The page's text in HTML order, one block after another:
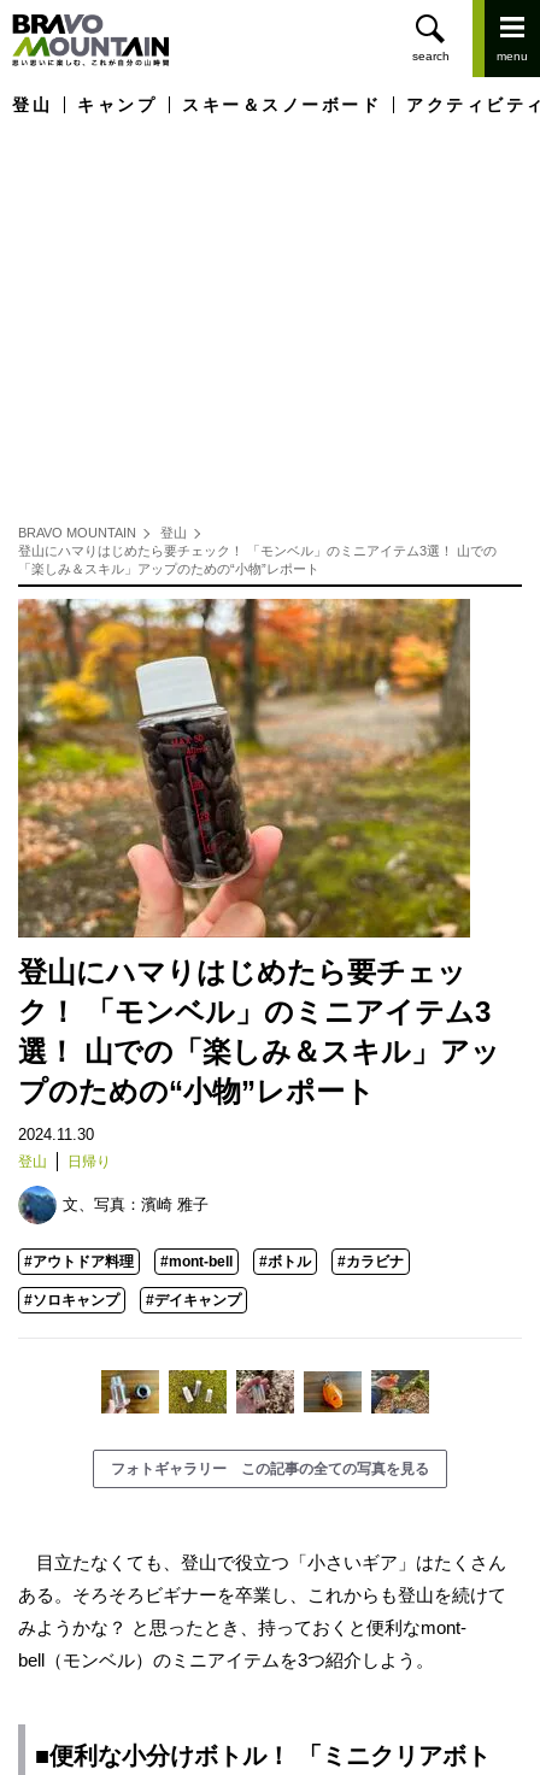
登山 キャンプ スキー＆スノーボード アクティビテ
BRAVO MOUNTAIN
登山
登山にハマりはじめたら要チェック！ 「モンベル」のミニアイテム3選！ 山での
「楽しみ＆スキル」アップのための“小物”レポート
登山にハマりはじめたら要チェッ
ク！ 「モンベル」のミニアイテム3
選！ 山での「楽しみ＆スキル」アッ
プのための“小物”レポート
2024.11.30
登山 日帰り
文、写真： 濱崎 雅子
#アウトドア料理 #mont-bell #ボトル #カラビナ
#ソロキャンプ #デイキャンプ
フォトギャラリー この記事の全ての写真を見る
目立たなくても、登山で役立つ「小さいギア」はたくさん
ある。そろそろビギナーを卒業し、これからも登山を続けて
みようかな？ と思ったとき、持っておくと便利なmont-
bell（モンベル）のミニアイテムを3つ紹介しよう。
■便利な小分けボトル！ 「ミニクリアボト